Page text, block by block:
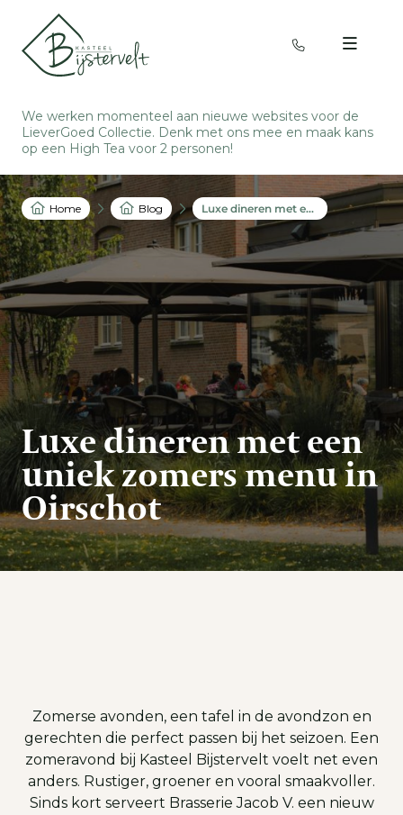
We werken momenteel aan nieuwe websites voor de
LieverGoed Collectie. Denk met ons mee en maak kans
op een High Tea voor 2 personen!
Home Blog Luxe dineren met een uniek zomers menu in Oirschot
Luxe dineren met een
uniek zomers menu in
Oirschot
Zomerse avonden, een tafel in de avondzon en
gerechten die perfect passen bij het seizoen. Een
zomeravond bij Kasteel Bijstervelt voelt net even
anders. Rustiger, groener en vooral smaakvoller.
Sinds kort serveert Brasserie Jacob V. een nieuw